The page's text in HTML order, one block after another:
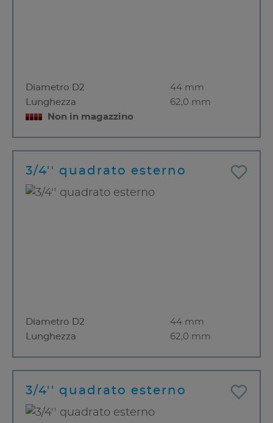
Diametro D2
44 mm
Lunghezza
62,0 mm
Non in magazzino
3/4'' quadrato esterno
Diametro D2
44 mm
Lunghezza
62,0 mm
3/4'' quadrato esterno